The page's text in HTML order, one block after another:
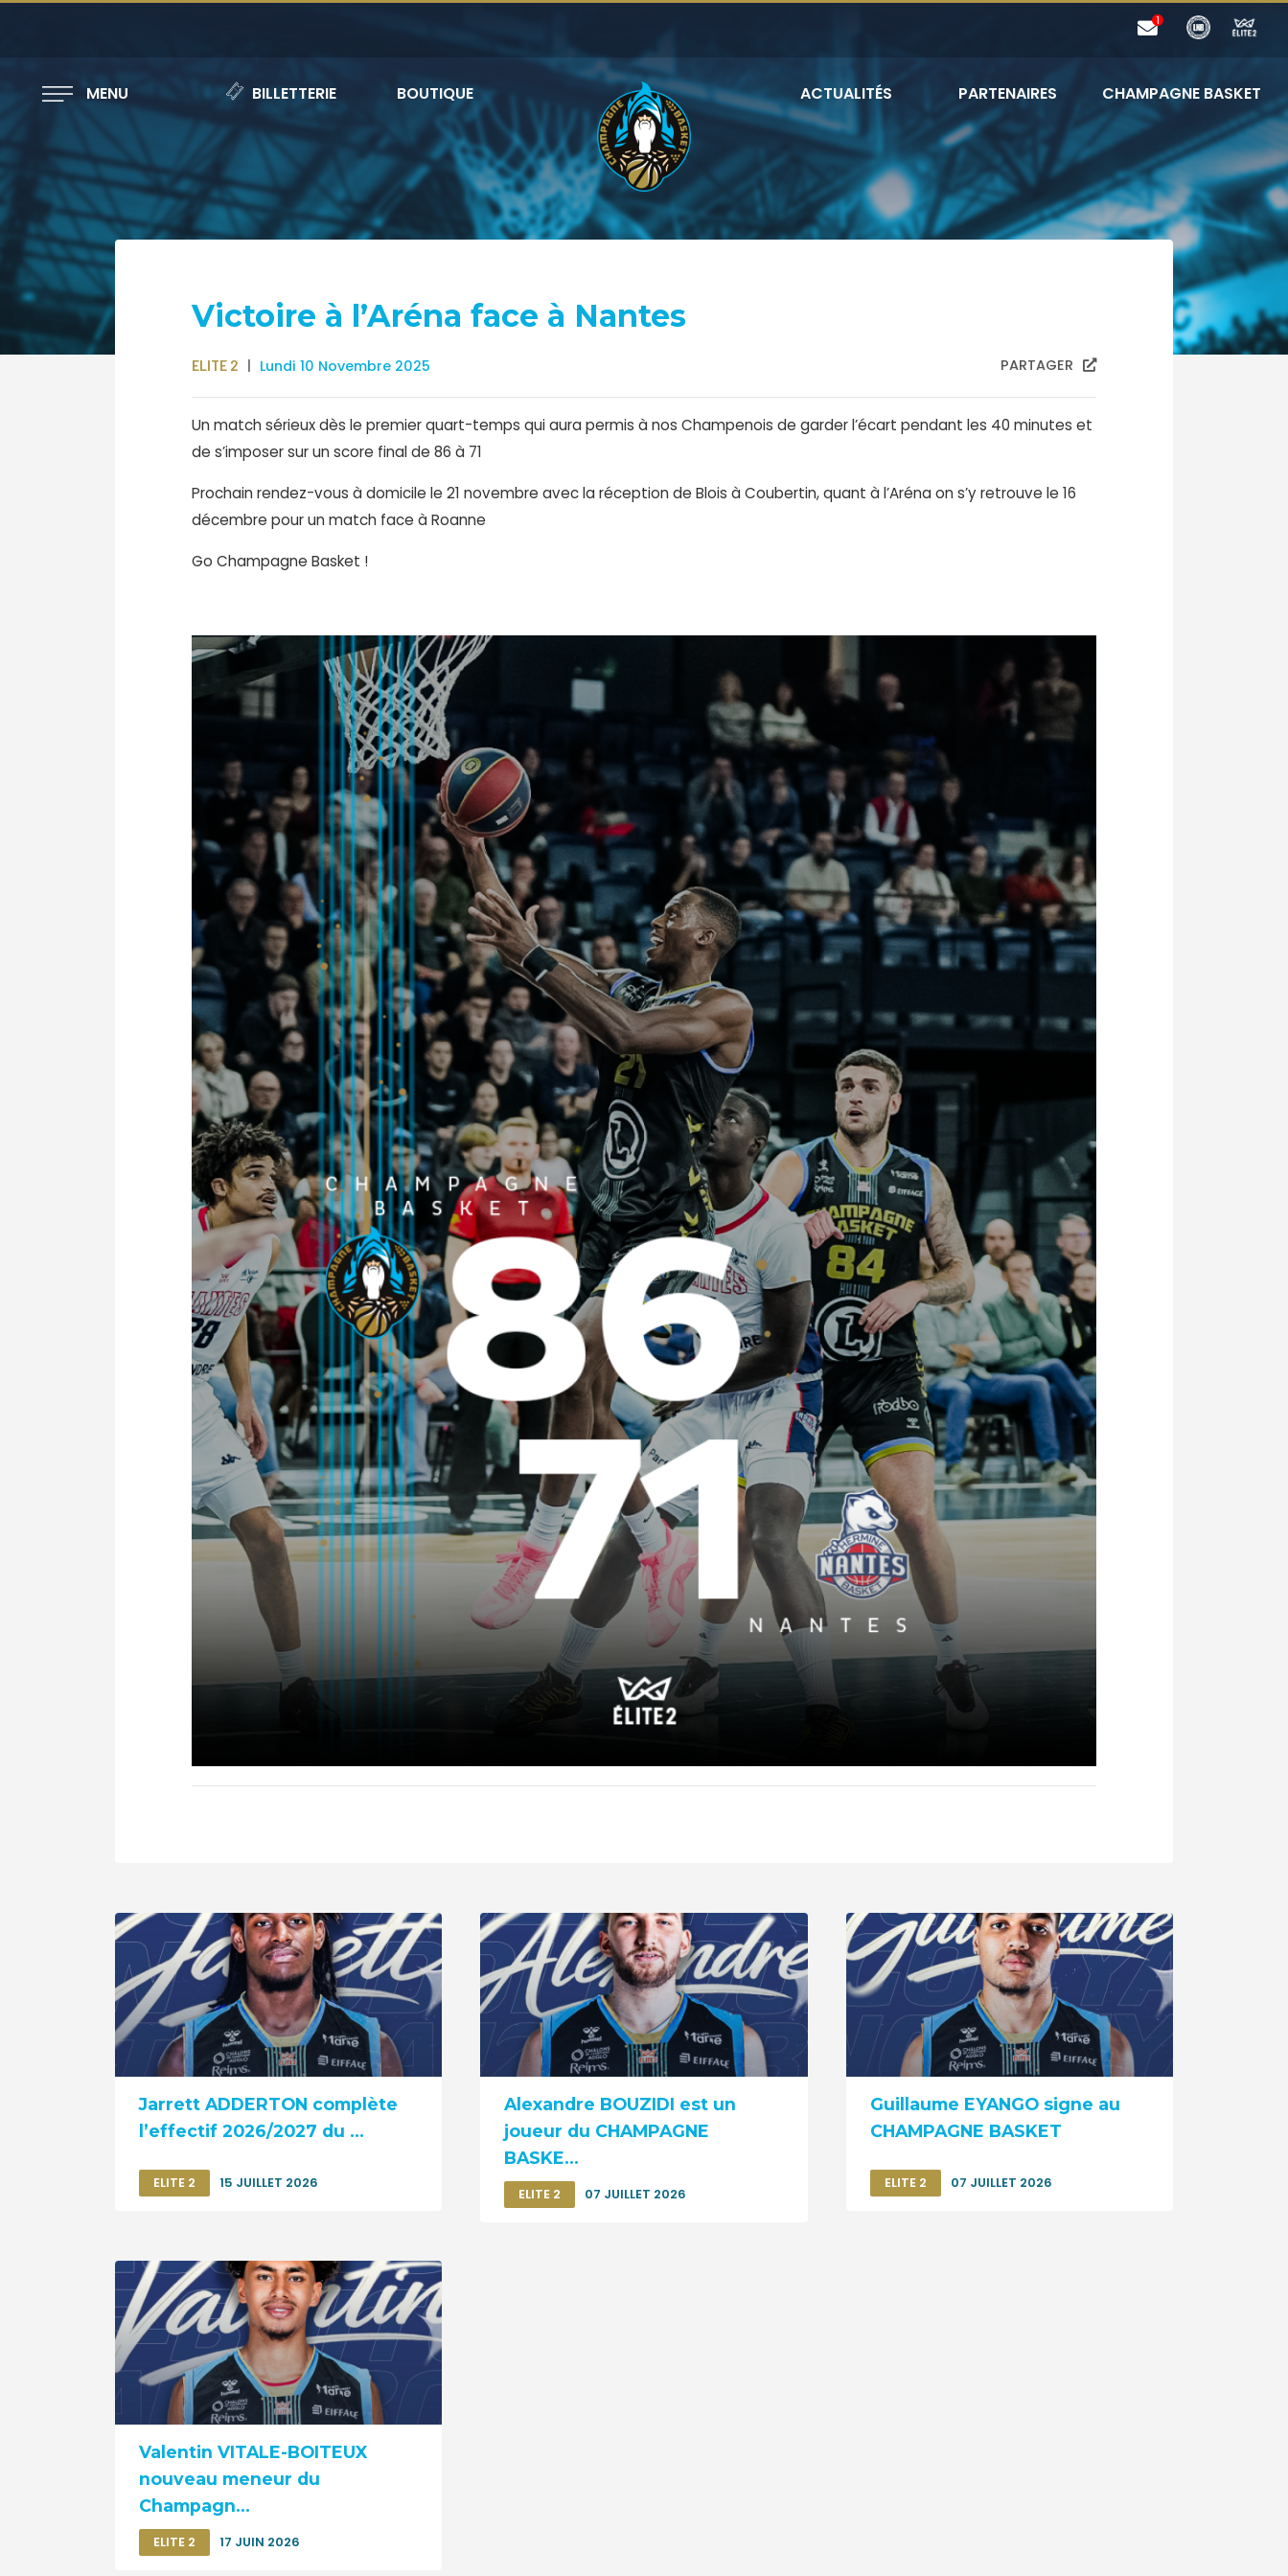
MENU BILLETTERIE BOUTIQUE ACTUALITÉS PARTENAIRES CHAMPAGNE BASKET
Victoire à l’Aréna face à Nantes
ELITE 2 Lundi 10 Novembre 2025 PARTAGER
Un match sérieux dès le premier quart-temps qui aura permis à nos Champenois de garder l’écart pendant les 40 minutes et
de s’imposer sur un score final de 86 à 71
Prochain rendez-vous à domicile le 21 novembre avec la réception de Blois à Coubertin, quant à l’Aréna on s’y retrouve le 16
décembre pour un match face à Roanne
Go Champagne Basket !
Jarrett ADDERTON complète
l’effectif 2026/2027 du ...
ELITE 2 15 JUILLET 2026
Alexandre BOUZIDI est un
joueur du CHAMPAGNE
BASKE...
ELITE 2 07 JUILLET 2026
Guillaume EYANGO signe au
CHAMPAGNE BASKET
ELITE 2 07 JUILLET 2026
Valentin VITALE-BOITEUX
nouveau meneur du
Champagn...
ELITE 2 17 JUIN 2026